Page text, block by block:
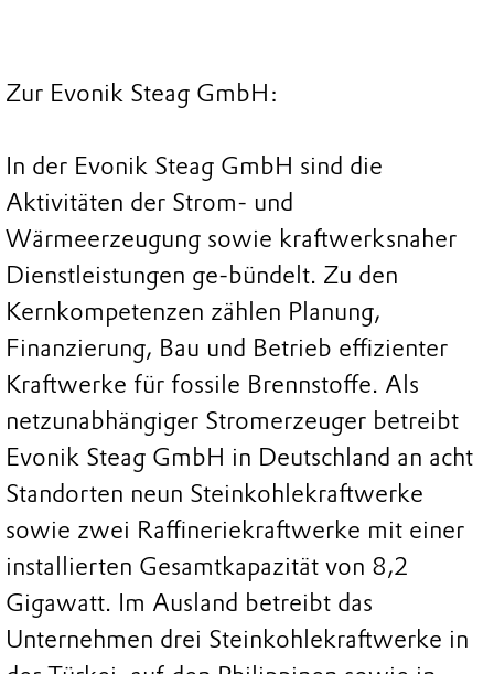
Zur Evonik Steag GmbH:
In der Evonik Steag GmbH sind die
Aktivitäten der Strom- und
Wärmeerzeugung sowie kraftwerksnaher
Dienstleistungen ge-bündelt. Zu den
Kernkompetenzen zählen Planung,
Finanzierung, Bau und Betrieb effizienter
Kraftwerke für fossile Brennstoffe. Als
netzunabhängiger Stromerzeuger betreibt
Evonik Steag GmbH in Deutschland an acht
Standorten neun Steinkohlekraftwerke
sowie zwei Raffineriekraftwerke mit einer
installierten Gesamtkapazität von 8,2
Gigawatt. Im Ausland betreibt das
Unternehmen drei Steinkohlekraftwerke in